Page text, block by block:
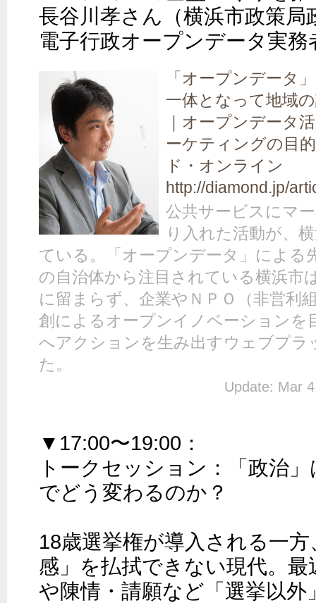
長谷川孝さん（横浜市政策局
電子行政オープンデータ実務
「オープンデータ
一体となって地域
｜オープンデータ
ーケティングの目
ド・オンライン
http://diamond.jp/
公共サービスにマ
り入れた活動が、
ている。「オープンデータ」による
の自治体から注目されている横浜市
に留まらず、企業やＮＰＯ（非営利
創によるオープンイノベーションを
へアクションを生み出すウェブプラ
た。
Update: Mar
▼17:00〜19:00：
トークセッション：「政治
でどう変わるのか？
18歳選挙権が導入される一
感」を払拭できない現代。
や陳情・請願など「選挙以